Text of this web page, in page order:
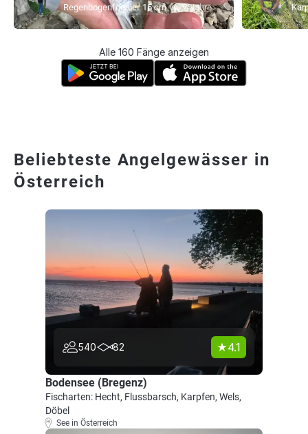
Regenbogenforelle 15 cm vor 2 Jahre
Alle 160 Fänge anzeigen
Beliebteste Angelgewässer in
Österreich
540 82 4.1
Bodensee (Bregenz)
Fischarten: Hecht, Flussbarsch, Karpfen, Wels,
Döbel
See in Österreich